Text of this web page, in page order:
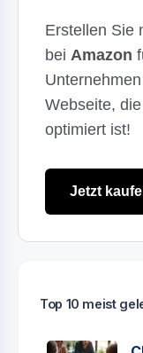
Erstellen Sie
bei Amazon
Webseite,
optimiert ist!
Jetzt
Top 10 meist